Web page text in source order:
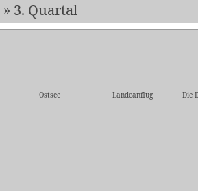
» 3. Quartal
Ostsee Landeanflug Die